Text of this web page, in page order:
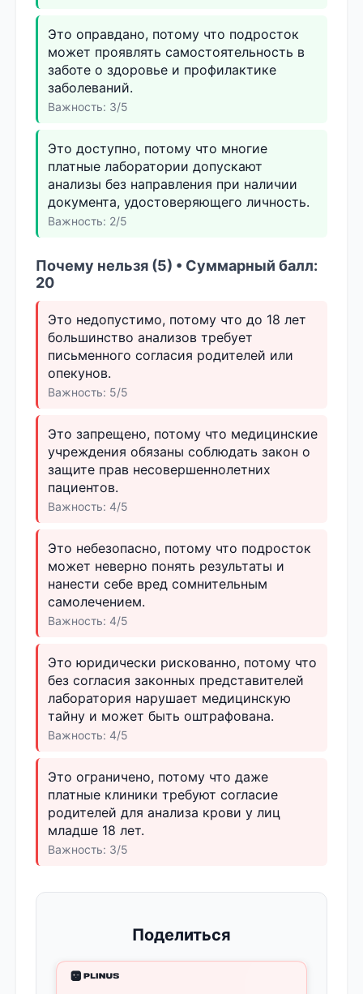
Это оправдано, потому что подросток
может проявлять самостоятельность в
заботе о здоровье и профилактике
заболеваний.
Важность: 3/5
Это доступно, потому что многие
платные лаборатории допускают
анализы без направления при наличии
документа, удостоверяющего личность.
Важность: 2/5
Почему нельзя (5) • Суммарный балл:
20
Это недопустимо, потому что до 18 лет
большинство анализов требует
письменного согласия родителей или
опекунов.
Важность: 5/5
Это запрещено, потому что медицинские
учреждения обязаны соблюдать закон о
защите прав несовершеннолетних
пациентов.
Важность: 4/5
Это небезопасно, потому что подросток
может неверно понять результаты и
нанести себе вред сомнительным
самолечением.
Важность: 4/5
Это юридически рискованно, потому что
без согласия законных представителей
лаборатория нарушает медицинскую
тайну и может быть оштрафована.
Важность: 4/5
Это ограничено, потому что даже
платные клиники требуют согласие
родителей для анализа крови у лиц
младше 18 лет.
Важность: 3/5
Поделиться